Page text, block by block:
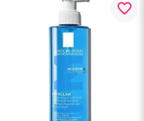
favorite_border